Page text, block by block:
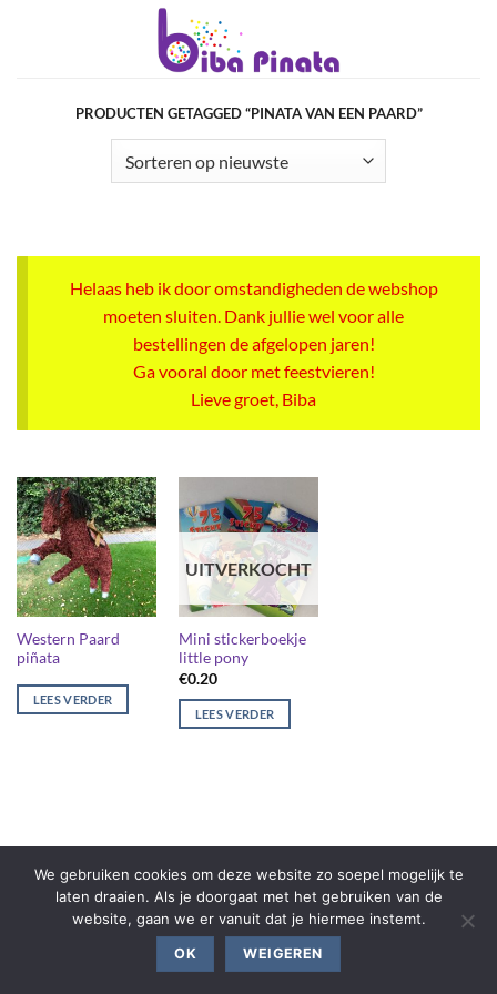
PRODUCTEN GETAGGED “PINATA VAN EEN PAARD”
Helaas heb ik door omstandigheden de webshop
moeten sluiten. Dank jullie wel voor alle
bestellingen de afgelopen jaren!
Ga vooral door met feestvieren!
Lieve groet, Biba
Western Paard
piñata
LEES VERDER
UITVERKOCHT
Mini stickerboekje
little pony
€0.20
LEES VERDER
We gebruiken cookies om deze website zo soepel mogelijk te
laten draaien. Als je doorgaat met het gebruiken van de
website, gaan we er vanuit dat je hiermee instemt.
OK WEIGEREN